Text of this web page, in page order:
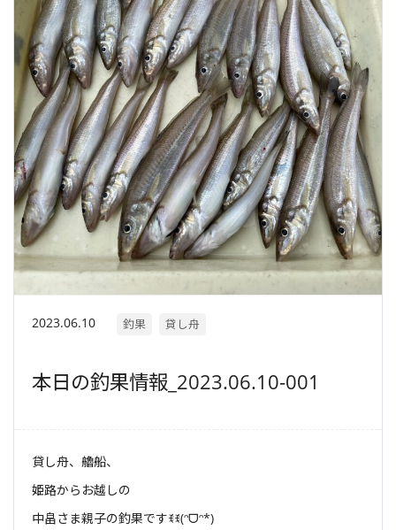
2023.06.10 釣果 貸し舟
本日の釣果情報_2023.06.10-001
貸し舟、艪船、
姫路からお越しの
中畠さま親子の釣果ですꉂꉂ(ᵔᗜᵔ*)